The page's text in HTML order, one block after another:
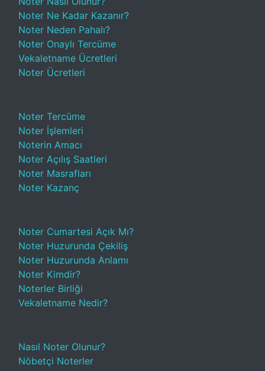
Noter Ne Kadar Kazanır?
Noter Neden Pahalı?
Noter Onaylı Tercüme
Vekaletname Ücretleri
Noter Ücretleri
Noter Tercüme
Noter İşlemleri
Noterin Amacı
Noter Açılış Saatleri
Noter Masrafları
Noter Kazanç
Noter Cumartesi Açık Mı?
Noter Huzurunda Çekiliş
Noter Huzurunda Anlamı
Noter Kimdir?
Noterler Birliği
Vekaletname Nedir?
Nasıl Noter Olunur?
Nöbetçi Noterler